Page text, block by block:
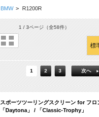
BMW > R1200R
1 / 3ページ（全58件）
1 2 3 次へ
スポーツツーリングスクリーン for フロ
「Daytona」 / 「Classic-Trophy」